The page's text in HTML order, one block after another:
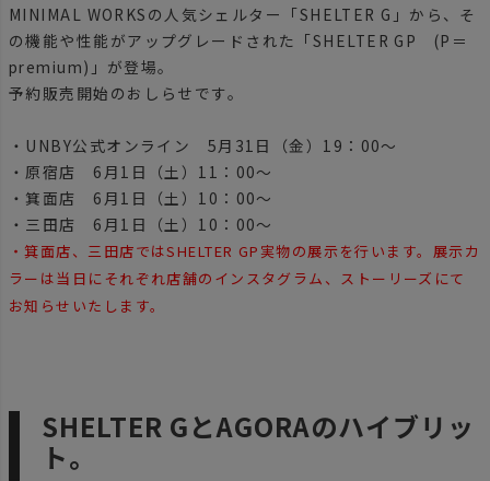
MINIMAL WORKSの人気シェルター「SHELTER G」から、そ
の機能や性能がアップグレードされた「SHELTER GP (P＝
premium)」が登場。
予約販売開始のおしらせです。
・UNBY公式オンライン 5月31日（金）19：00～
・原宿店 6月1日（土）11：00～
・箕面店 6月1日（土）10：00～
・三田店 6月1日（土）10：00～
・箕面店、三田店ではSHELTER GP実物の展示を行います。展示カ
ラーは当日にそれぞれ店舗のインスタグラム、ストーリーズにて
お知らせいたします。
SHELTER GとAGORAのハイブリッ
ト。